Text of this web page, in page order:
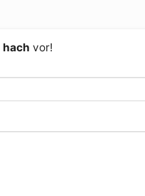
hach vor!